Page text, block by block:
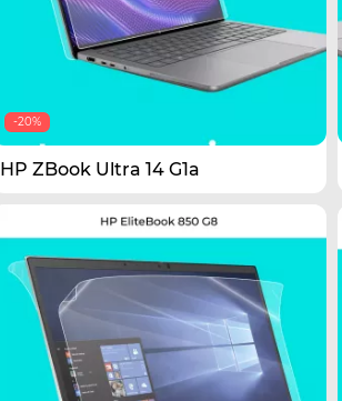
-20%
HP ZBook Ultra 14 G1a